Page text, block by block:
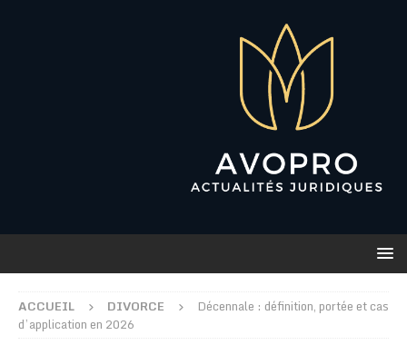
ACCUEIL DIVORCE
Décennale : définition, portée et cas
d’application en 2026